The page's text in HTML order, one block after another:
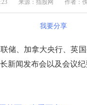
来源：指股网 作者：
我要分享
、加拿大央行、英国
新闻发布会以及会议纪